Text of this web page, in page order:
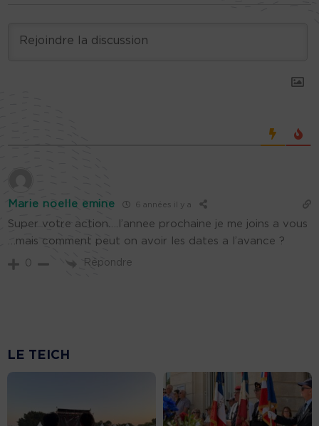
Marie noelle emine 6 années il y a
Super votre action….l’annee prochaine je me joins a vous
…mais comment peut on avoir les dates a l’avance ?
0 Répondre
LE TEICH